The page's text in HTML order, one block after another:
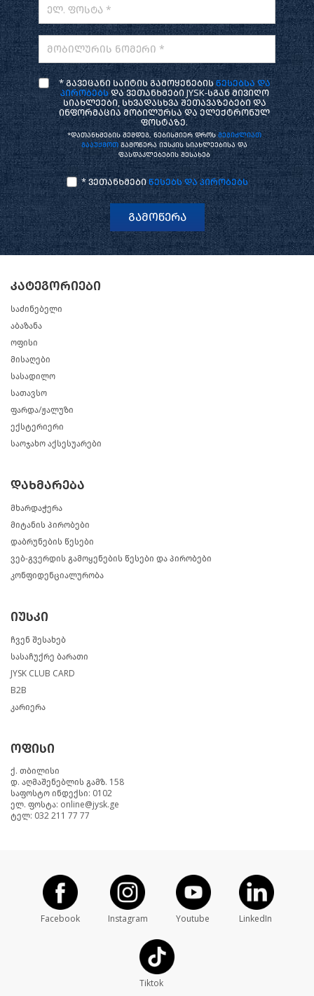
ელ. ფოსტა *
მობილურის ნომერი *
* გავეცანი საიტის გამოყენებისწესებსა და
პირობებსდა ვეთანხმები JYSK-სგან მივიღო
სიახლეები, სხვადასხვა შეთავაზებები და
ინფორმაცია მობილურსა და ელექტრონულ
ფოსტაზე.
*დათანხმების შემდეგ, ნებისმიერ დროს შეგიძლიათ
გააუქმოთგამოწერა იუსკის სიახლეებისა და
ფასდაკლებების შესახებ
* ვეთანხმები წესებს და პირობებს
გამოწერა
კატეგორიები
საძინებელი
აბაზანა
ოფისი
მისაღები
სასადილო
სათავსო
ფარდა/ჟალუზი
ექსტერიერი
საოჯახო აქსესუარები
დახმარება
მხარდაჭერა
მიტანის პირობები
დაბრუნების წესები
ვებ-გვერდის გამოყენების წესები და პირობები
კონფიდენციალურობა
იუსკი
ჩვენ შესახებ
სასაჩუქრე ბარათი
JYSK CLUB CARD
B2B
კარიერა
ოფისი
ქ. თბილისი
დ. აღმაშენებლის გამზ. 158
საფოსტო ინდექსი: 0102
ელ. ფოსტა: online@jysk.ge
ტელ: 032 211 77 77
Facebook Instagram Youtube LinkedIn
Tiktok